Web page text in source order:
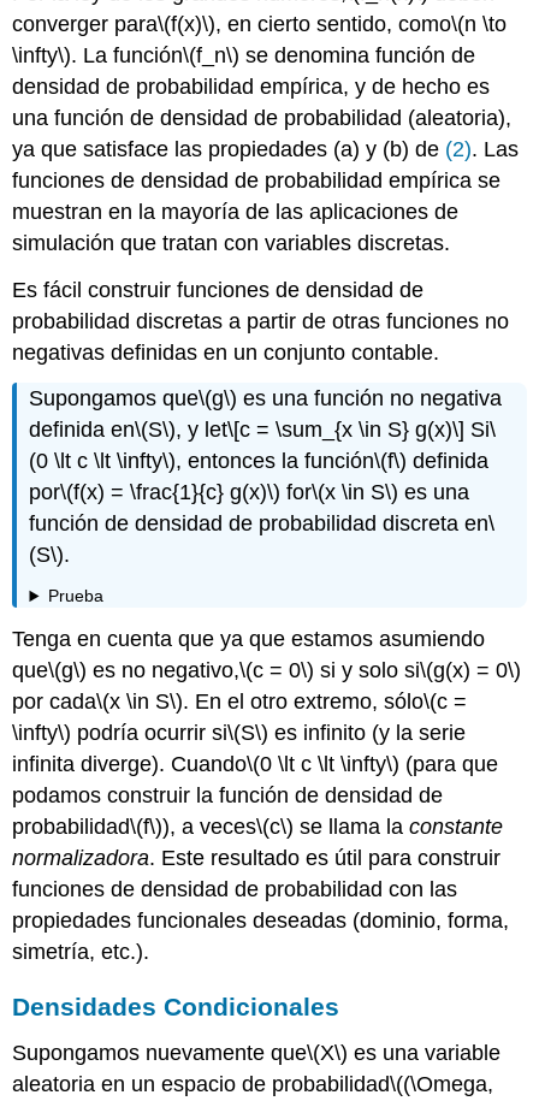
converger para\(f(x)\), en cierto sentido, como\(n \to
\infty\). La función\(f_n\) se denomina función de
densidad de probabilidad empírica, y de hecho es
una función de densidad de probabilidad (aleatoria),
ya que satisface las propiedades (a) y (b) de (2). Las
funciones de densidad de probabilidad empírica se
muestran en la mayoría de las aplicaciones de
simulación que tratan con variables discretas.
Es fácil construir funciones de densidad de
probabilidad discretas a partir de otras funciones no
negativas definidas en un conjunto contable.
Supongamos que\(g\) es una función no negativa
definida en\(S\), y let\[c = \sum_{x \in S} g(x)\] Si\
(0 \lt c \lt \infty\), entonces la función\(f\) definida
por\(f(x) = \frac{1}{c} g(x)\) for\(x \in S\) es una
función de densidad de probabilidad discreta en\
(S\).
Prueba
Tenga en cuenta que ya que estamos asumiendo
que\(g\) es no negativo,\(c = 0\) si y solo si\(g(x) = 0\)
por cada\(x \in S\). En el otro extremo, sólo\(c =
\infty\) podría ocurrir si\(S\) es infinito (y la serie
infinita diverge). Cuando\(0 \lt c \lt \infty\) (para que
podamos construir la función de densidad de
probabilidad\(f\)), a veces\(c\) se llama laconstante
normalizadora. Este resultado es útil para construir
funciones de densidad de probabilidad con las
propiedades funcionales deseadas (dominio, forma,
simetría, etc.).
Densidades Condicionales
Supongamos nuevamente que\(X\) es una variable
aleatoria en un espacio de probabilidad\((\Omega,